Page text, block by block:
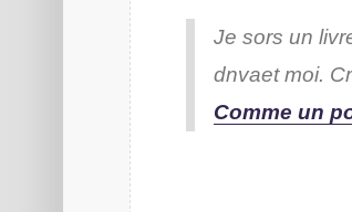
Je sors un
dvanet moi.
Comme un